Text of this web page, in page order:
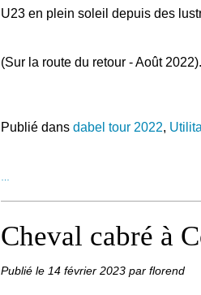
U23 en plein soleil depuis des
(Sur la route du retour - Août 2022).
Publié dans dabel tour 2022,
Cheval cabré à
Publié le 14 février 2023 par florend